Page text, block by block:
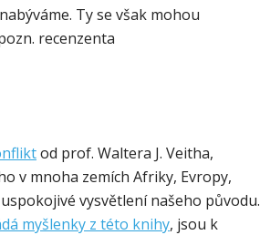
Ty se však mohou
recenzenta
od prof. Waltera J. Veitha,
v mnoha zemích Afriky, Evropy,
vysvětlení našeho původu.
myšlenky z této knihy, jsou k